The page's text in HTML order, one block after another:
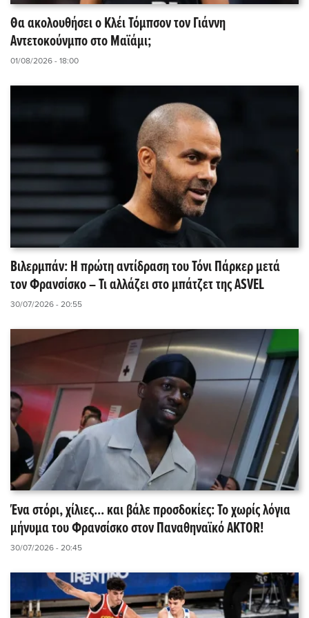
Θα ακολουθήσει ο Κλέι Τόμπσον τον Γιάννη
Αντετοκούνμπο στο Μαϊάμι;
01/08/2026 - 18:00
Βιλερμπάν: Η πρώτη αντίδραση του Τόνι Πάρκερ μετά
τον Φρανσίσκο – Τι αλλάζει στο μπάτζετ της ASVEL
30/07/2026 - 20:55
Ένα στόρι, χίλιες... και βάλε προσδοκίες: Το χωρίς λόγια
μήνυμα του Φρανσίσκο στον Παναθηναϊκό AKTOR!
30/07/2026 - 20:45